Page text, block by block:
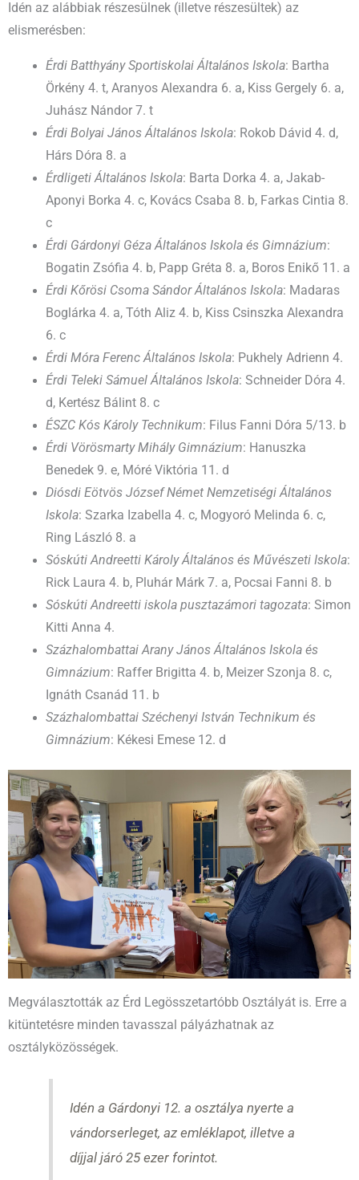
Idén az alábbiak részesülnek (illetve részesültek) az
elismerésben:
Érdi Batthyány Sportiskolai Általános Iskola: Bartha
Örkény 4. t, Aranyos Alexandra 6. a, Kiss Gergely 6. a,
Juhász Nándor 7. t
Érdi Bolyai János Általános Iskola: Rokob Dávid 4. d,
Hárs Dóra 8. a
Érdligeti Általános Iskola: Barta Dorka 4. a, Jakab-
Aponyi Borka 4. c, Kovács Csaba 8. b, Farkas Cintia 8.
c
Érdi Gárdonyi Géza Általános Iskola és Gimnázium:
Bogatin Zsófia 4. b, Papp Gréta 8. a, Boros Enikő 11. a
Érdi Kőrösi Csoma Sándor Általános Iskola: Madaras
Boglárka 4. a, Tóth Aliz 4. b, Kiss Csinszka Alexandra
6. c
Érdi Móra Ferenc Általános Iskola: Pukhely Adrienn 4.
Érdi Teleki Sámuel Általános Iskola: Schneider Dóra 4.
d, Kertész Bálint 8. c
ÉSZC Kós Károly Technikum: Filus Fanni Dóra 5/13. b
Érdi Vörösmarty Mihály Gimnázium: Hanuszka
Benedek 9. e, Móré Viktória 11. d
Diósdi Eötvös József Német Nemzetiségi Általános
Iskola: Szarka Izabella 4. c, Mogyoró Melinda 6. c,
Ring László 8. a
Sóskúti Andreetti Károly Általános és Művészeti Iskola:
Rick Laura 4. b, Pluhár Márk 7. a, Pocsai Fanni 8. b
Sóskúti Andreetti iskola pusztazámori tagozata: Simon
Kitti Anna 4.
Százhalombattai Arany János Általános Iskola és
Gimnázium: Raffer Brigitta 4. b, Meizer Szonja 8. c,
Ignáth Csanád 11. b
Százhalombattai Széchenyi István Technikum és
Gimnázium: Kékesi Emese 12. d
Megválasztották az Érd Legösszetartóbb Osztályát is. Erre a
kitüntetésre minden tavasszal pályázhatnak az
osztályközösségek.
Idén a Gárdonyi 12. a osztálya nyerte a
vándorserleget, az emléklapot, illetve a
díjjal járó 25 ezer forintot.